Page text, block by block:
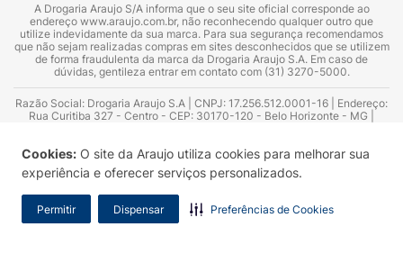
Cookies: O site da Araujo utiliza cookies para melhorar sua
experiência e oferecer serviços personalizados.
Permitir Dispensar Preferências de Cookies
A Drogaria Araujo S/A informa que o seu site oficial corresponde ao
endereço www.araujo.com.br, não reconhecendo qualquer outro que
utilize indevidamente da sua marca. Para sua segurança recomendamos
que não sejam realizadas compras em sites desconhecidos que se utilizem
de forma fraudulenta da marca da Drogaria Araujo S.A. Em caso de
dúvidas, gentileza entrar em contato com (31) 3270-5000.
Razão Social: Drogaria Araujo S.A | CNPJ: 17.256.512.0001-16 | Endereço:
Rua Curitiba 327 - Centro - CEP: 30170-120 - Belo Horizonte - MG |
Azevedo Guimarães – CRF 10.965 | Yasmin Silva Alvarenga – CRF 52.584 -
Consultor substituto: Thiago Aguiar Pinheiro - CRF Nº 13.748. Alvará
Sanitário: 2025020713 | Autorização de Funcionamento da Empresa (AFE):